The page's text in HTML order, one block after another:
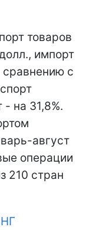
товаров
импорт
с
на 31,8%.
август
операции
210 стран